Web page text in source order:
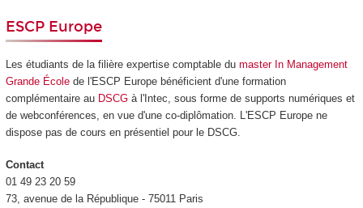
ESCP Europe
Les étudiants de la filière expertise comptable du master In Management
Grande Écolede l'ESCP Europe bénéficient d'une formation
complémentaire au DSCGà l'Intec, sous forme de supports numériques et
de webconférences, en vue d'une co-diplômation. L'ESCP Europe ne
dispose pas de cours en présentiel pour le DSCG.
Contact
01 49 23 20 59
73, avenue de la République - 75011 Paris